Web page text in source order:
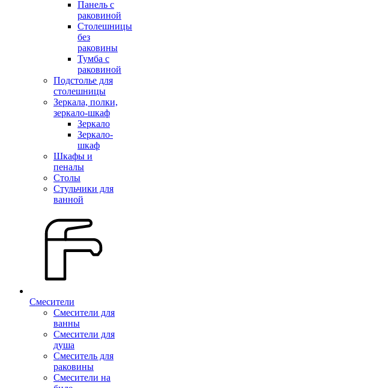
Панель с
раковиной
Столешницы
без
раковины
Тумба с
раковиной
Подстолье для
столешницы
Зеркала, полки,
зеркало-шкаф
Зеркало
Зеркало-
шкаф
Шкафы и
пеналы
Столы
Стульчики для
ванной
Смесители
Смесители для
ванны
Смесители для
душа
Смеситель для
раковины
Смесители на